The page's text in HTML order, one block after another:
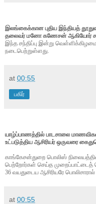
இலங்கைக்கான புதிய இந்தியத்
தலைவர் மனோ கணேசன் ஆகியோர்
இந்த சந்திப்பு இன்று
நடைபெற்றுள்ளது.
at 00:55
பகிர்
யாழ்ப்பாணத்தில் பாடசாலை
உட்படுத்திய ஆசிரியர் ஒருவரை
காங்கேசன்துறை பொலிஸ் நிலையத்தில்
பெற்றோர்கள் செய்த முறைப்பாட்டைத்
36 வயதுடைய ஆசிரியரே
at 00:55